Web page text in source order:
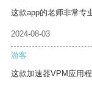
这款app的老师非常专
2024-08-03
游客
这款加速器VPM应用